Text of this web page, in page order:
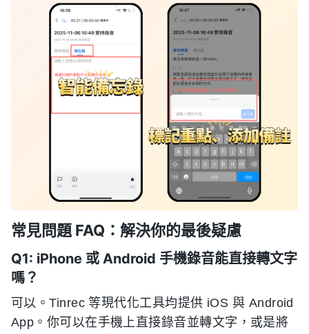
常見問題 FAQ：解決你的最後疑慮
Q1: iPhone 或 Android 手機錄音能直接轉文字
嗎？
可以。Tinrec 等現代化工具均提供 iOS 與 Android
App。你可以在手機上直接錄音並轉文字，或是將